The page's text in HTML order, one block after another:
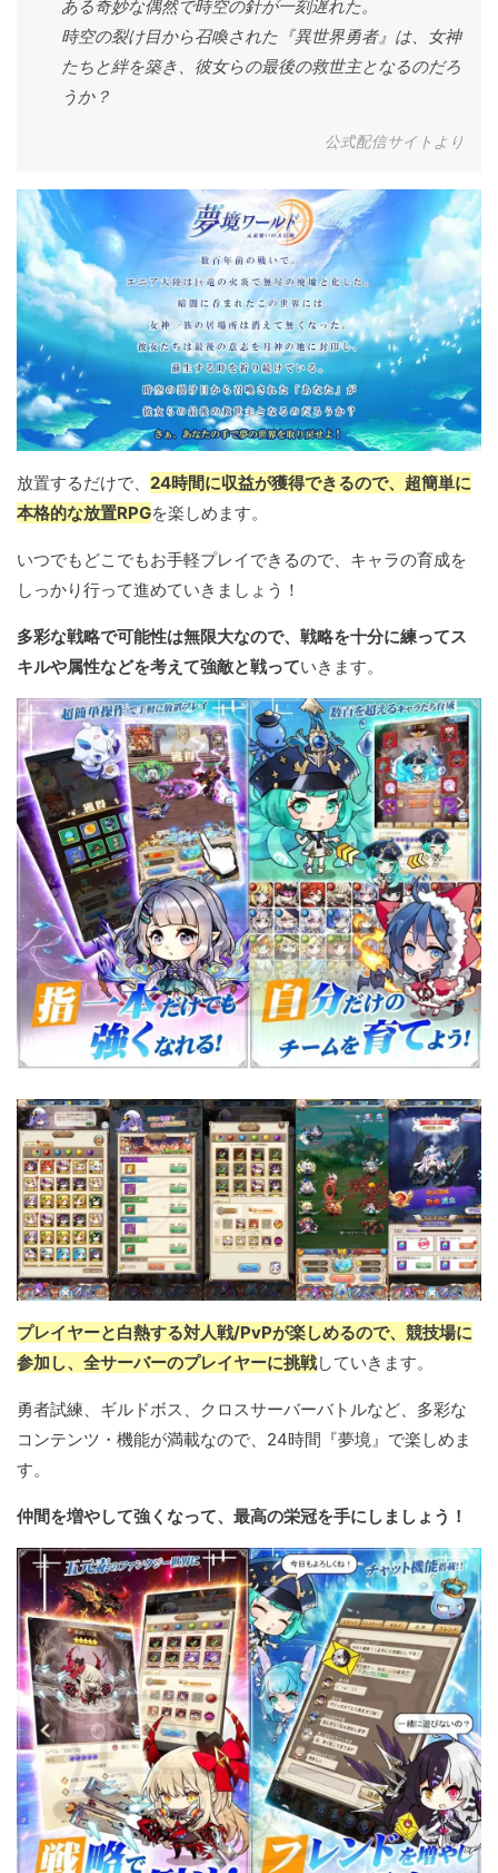
ある奇妙な偶然で時空の針が一刻遅れた。
時空の裂け目から召喚された『異世界勇者』は、女神
たちと絆を築き、彼女らの最後の救世主となるのだろ
うか？
公式配信サイトより
放置するだけで、 24時間に収益が獲得できるので、超簡単に
本格的な放置RPGを楽しめます。
いつでもどこでもお手軽プレイできるので、キャラの育成を
しっかり行って進めていきましょう！
多彩な戦略で可能性は無限大なので、戦略を十分に練ってス
キルや属性などを考えて強敵と戦っていきます。
プレイヤーと白熱する対人戦/PvPが楽しめるので、競技場に
参加し、全サーバーのプレイヤーに挑戦していきます。
勇者試練、ギルドボス、クロスサーバーバトルなど、多彩な
コンテンツ・機能が満載なので、24時間『夢境』で楽しめま
す。
仲間を増やして強くなって、最高の栄冠を手にしましょう！